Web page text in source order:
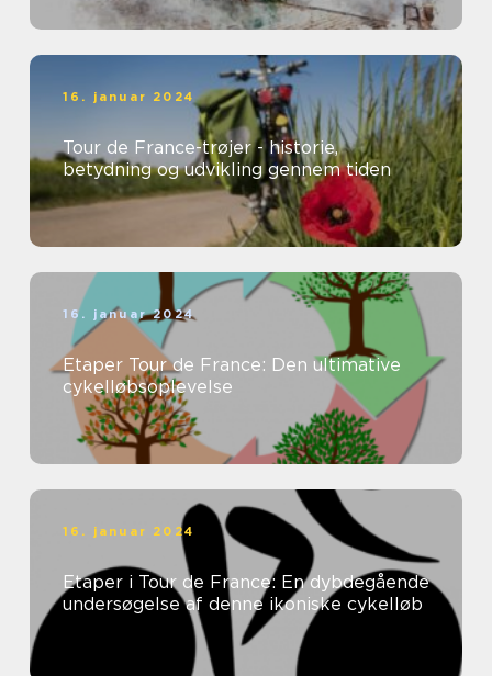
16. januar 2024
Tour de France-trøjer - historie,
betydning og udvikling gennem tiden
16. januar 2024
Etaper Tour de France: Den ultimative
cykelløbsoplevelse
16. januar 2024
Etaper i Tour de France: En dybdegående
undersøgelse af denne ikoniske cykelløb